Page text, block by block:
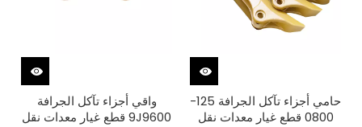
حامي أجزاء تآكل الجرافة 125-
0800 قطع غيار معدات نقل
واقي أجزاء تآكل الجرافة
9J9600 قطع غيار معدات نقل